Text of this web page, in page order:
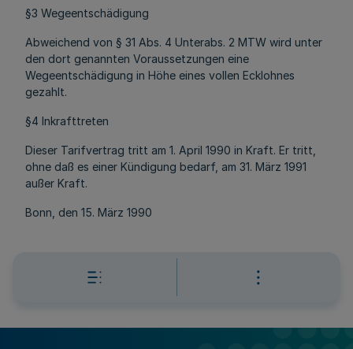
§3 Wegeentschädigung
Abweichend von § 31 Abs. 4 Unterabs. 2 MTW wird unter
den dort genannten Voraussetzungen eine
Wegeentschädigung in Höhe eines vollen Ecklohnes
gezahlt.
§4 Inkrafttreten
Dieser Tarifvertrag tritt am 1. April 1990 in Kraft. Er tritt,
ohne daß es einer Kündigung bedarf, am 31. März 1991
außer Kraft.
Bonn, den 15. März 1990